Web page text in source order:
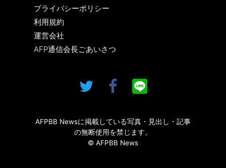
プライバシーポリシー
利用規約
運営会社
AFP通信会長ごあいさつ
AFPBB Newsに掲載している写真・見出し・記事
の無断使用を禁じます。
© AFPBB News